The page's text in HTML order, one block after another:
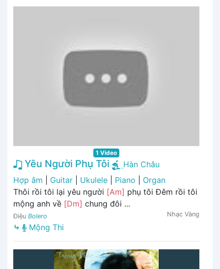
1 Video
Yêu Người Phụ Tôi
Hàn Châu
Hợp âm
Guitar Ukulele Piano
Organ
Thôi rồi tôi lại yêu người [Am] phụ tôi Đêm rồi tôi
mộng anh về [Dm] chung đôi ...
Điệu Bolero Nhạc Vàng
⤷ Mộng Thi